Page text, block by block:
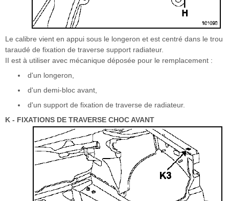
Le calibre vient en appui sous le longeron et est centré dans le trou
taraudé de fixation de traverse support radiateur.
II est à utiliser avec mécanique déposée pour le remplacement :
d'un longeron,
d'un demi-bloc avant,
d'un support de fixation de traverse de radiateur.
K - FIXATIONS DE TRAVERSE CHOC AVANT